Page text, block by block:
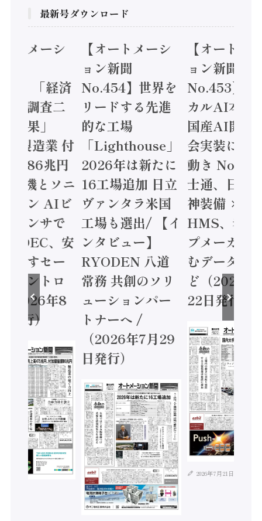
最新号ダウンロード
トメーシ
】「経済
態調査二
結果」
年製造業 付
額86兆円
電機とソニ
コン AIビ
センサで
/ IDEC、安
かすセー
コントロ
2026年8
発行）
【オートメーシ
ョン新聞
No.454】世界を
リードする先進
的な工場
「Lighthouse」
2026年は新たに
16工場追加 日立
ヴァンタラ米国
工場も選出/ 【イ
ンタビュー】
RYODEN 八道
常務 共創のソリ
ューションパー
トナーへ /
（2026年7月29
日発行）
【オートメ
ョン新聞
No.453】フ
カルAI本格
国産AI開発
会実装に活
動き
士通、日立
神装備 ×
HMS、老舗
プメーカー
むデータ活
ど（2026年
22日発行）
2026年7月21日